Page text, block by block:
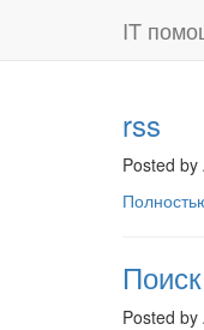
IT
rss
Posted by
Posted by